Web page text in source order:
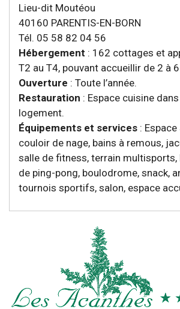
Lieu-dit Moutéou
40160 PARENTIS-EN-BORN
Tél. 05 58 82 04 56
Hébergement : 162 cottages et
T2 au T4, pouvant accueillir de 2 à
Ouverture : Toute l’année.
Restauration : Espace cuisine
logement.
Équipements et services :
couloir de nage, bains à remous,
salle de fitness, terrain multisports,
de ping-pong, boulodrome, snack,
tournois sportifs, salon, espace